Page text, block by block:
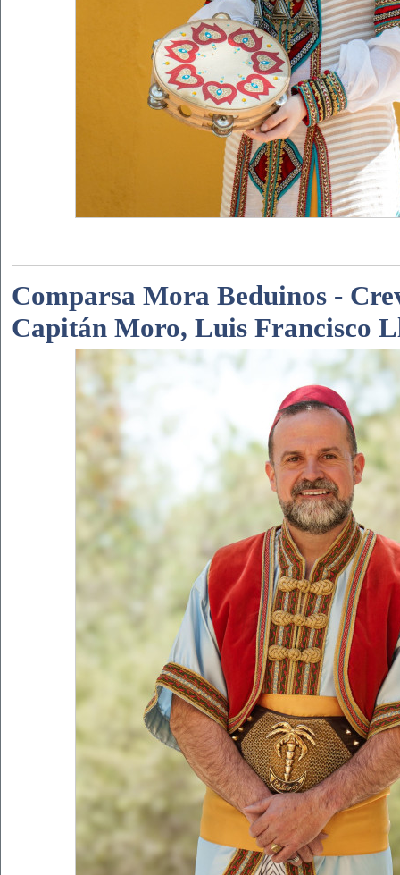
Comparsa Mora Beduinos -
Capitán Moro, Luis Francisco